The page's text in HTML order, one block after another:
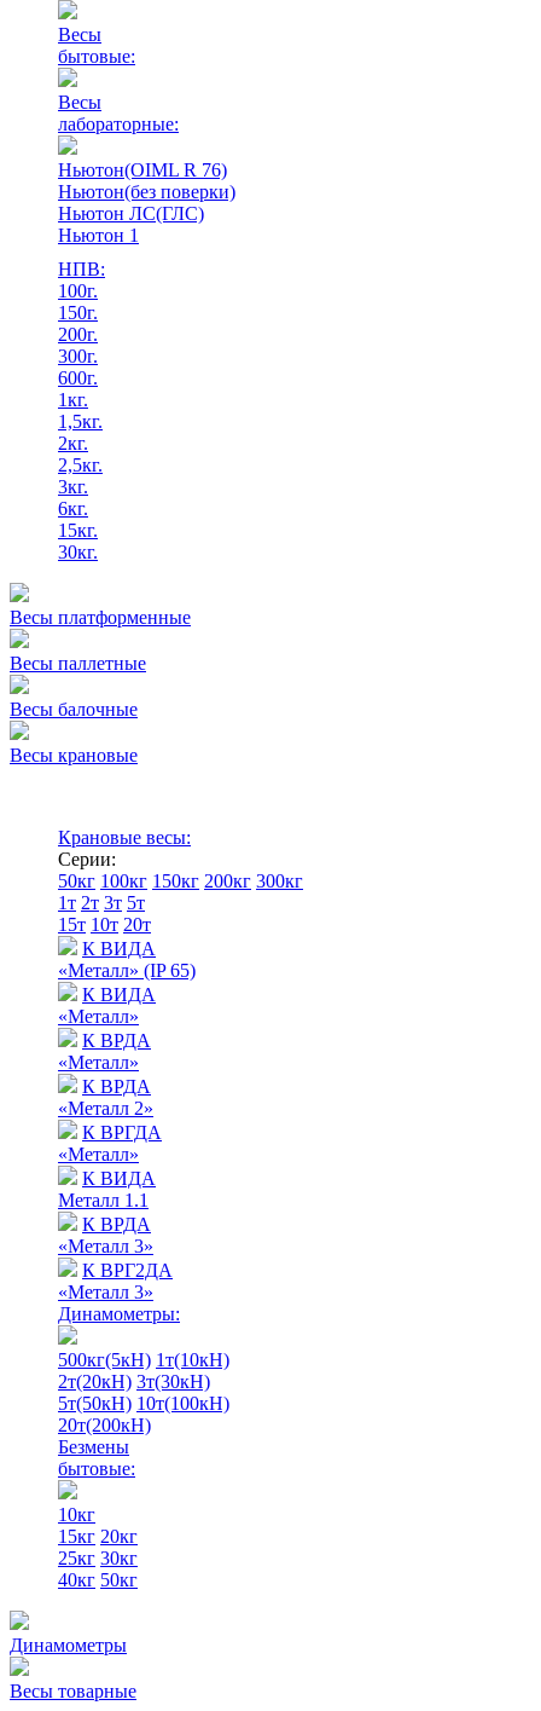
Весы
бытовые:
Весы
лабораторные:
Ньютон(OIML R 76)
Ньютон(без поверки)
Ньютон ЛС(ГЛС)
Ньютон 1
НПВ:
100г.
150г.
200г.
300г.
600г.
1кг.
1,5кг.
2кг.
2,5кг.
3кг.
6кг.
15кг.
30кг.
Весы платформенные
Весы паллетные
Весы балочные
Весы крановые
Крановые весы:
Серии:
50кг 100кг 150кг 200кг 300кг
1т 2т 3т 5т
15т 10т 20т
К ВИДА
«Металл» (IP 65)
К ВИДА
«Металл»
К ВРДА
«Металл»
К ВРДА
«Металл 2»
К ВРГДА
«Металл»
К ВИДА
Металл 1.1
К ВРДА
«Металл 3»
К ВРГ2ДА
«Металл 3»
Динамометры:
500кг(5кН) 1т(10кН)
2т(20кН) 3т(30кН)
5т(50кН) 10т(100кН)
20т(200кН)
Безмены
бытовые:
10кг
15кг 20кг
25кг 30кг
40кг 50кг
Динамометры
Весы товарные